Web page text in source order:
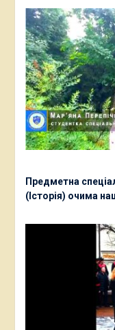
Предметна
(Історія) очима